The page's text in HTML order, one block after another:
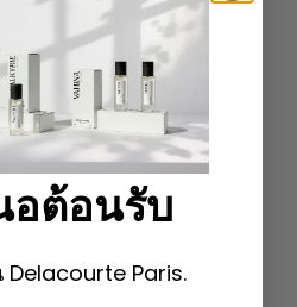
และกำยาน และ
มาก โน้ตมัสก์ที่ห่อหุ้มและ
(
ดู Facette musquée
ด
วะซึมเศร้า Immortelle มี
และต้านการอักเสบ
อต้อนรับ
Delacourte Paris.